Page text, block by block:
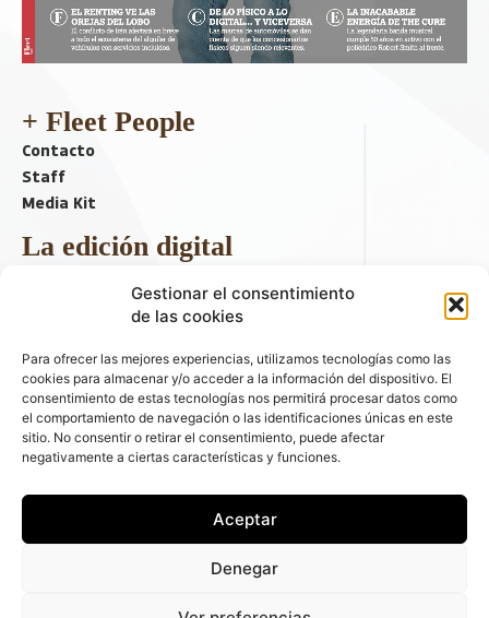
Gestionar el consentimiento
de las cookies
Para ofrecer las mejores experiencias, utilizamos tecnologías como las
cookies para almacenar y/o acceder a la información del dispositivo. El
consentimiento de estas tecnologías nos permitirá procesar datos como
el comportamiento de navegación o las identificaciones únicas en este
sitio. No consentir o retirar el consentimiento, puede afectar
negativamente a ciertas características y funciones.
Aceptar
Denegar
+ Fleet People
Contacto
Staff
Media Kit
La edición digital
Descargar último ejemplar
ir a hemeroteca
+ Contenido en redes sociales
automóviles - C/ Fernández de la Hoz 70, 1ºB - 28003 - Madrid